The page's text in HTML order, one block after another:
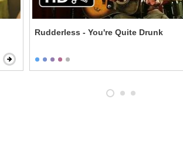
Rudderless - You're Quite Drunk